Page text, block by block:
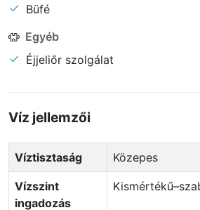
Büfé
Egyéb
Éjjeliőr szolgálat
Víz jellemzői
Víztisztaság Közepes
Vízszint
ingadozás